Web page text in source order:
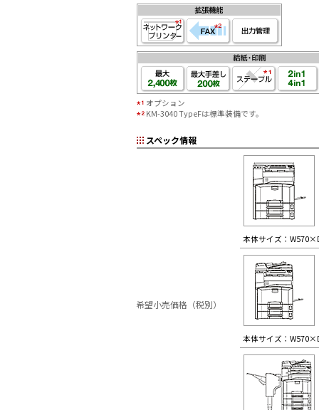
オプション
KM-3040 TypeFは標準装備です。
スペック情報
希望小売価格（税別）
本体サイズ：
本体サイズ：